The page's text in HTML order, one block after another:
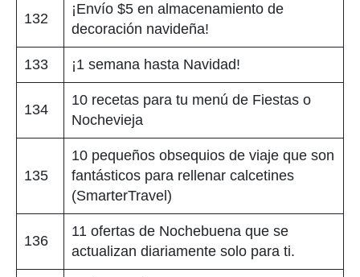
132
¡Envío $5 en almacenamiento de
decoración navideña!
133 ¡1 semana hasta Navidad!
134
10 recetas para tu menú de Fiestas o
Nochevieja
135
10 pequeños obsequios de viaje que son
fantásticos para rellenar calcetines
(SmarterTravel)
136
11 ofertas de Nochebuena que se
actualizan diariamente solo para ti.